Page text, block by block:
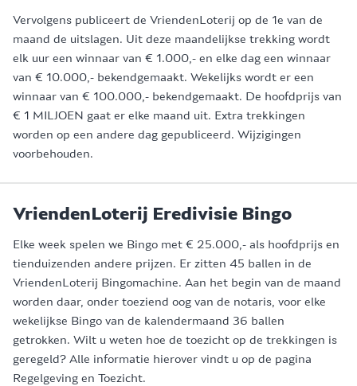
Vervolgens publiceert de VriendenLoterij op de 1e van de
maand de uitslagen. Uit deze maandelijkse trekking wordt
elk uur een winnaar van € 1.000,- en elke dag een winnaar
van € 10.000,- bekendgemaakt. Wekelijks wordt er een
winnaar van € 100.000,- bekendgemaakt. De hoofdprijs van
€ 1 MILJOEN gaat er elke maand uit. Extra trekkingen
worden op een andere dag gepubliceerd. Wijzigingen
voorbehouden.
VriendenLoterij Eredivisie Bingo
Elke week spelen we Bingo met € 25.000,- als hoofdprijs en
tienduizenden andere prijzen. Er zitten 45 ballen in de
VriendenLoterij Bingomachine. Aan het begin van de maand
worden daar, onder toeziend oog van de notaris, voor elke
wekelijkse Bingo van de kalendermaand 36 ballen
getrokken. Wilt u weten hoe de toezicht op de trekkingen is
geregeld? Alle informatie hierover vindt u op de pagina
Regelgeving en Toezicht.